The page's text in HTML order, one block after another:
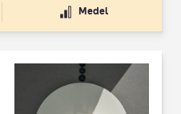
Medel